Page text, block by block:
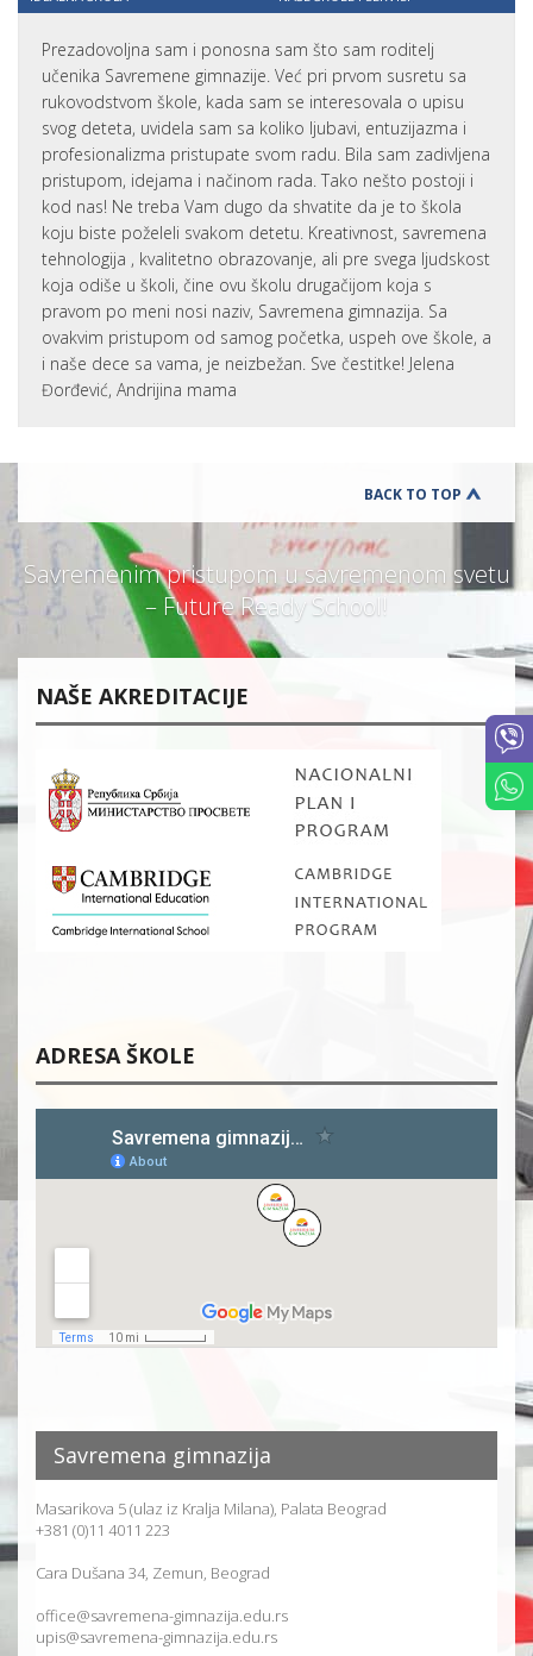
Prezadovoljna sam i ponosna sam što sam roditelj
učenika Savremene gimnazije. Već pri prvom susretu sa
rukovodstvom škole, kada sam se interesovala o upisu
svog deteta, uvidela sam sa koliko ljubavi, entuzijazma i
profesionalizma pristupate svom radu. Bila sam zadivljena
pristupom, idejama i načinom rada. Tako nešto postoji i
kod nas! Ne treba Vam dugo da shvatite da je to škola
koju biste poželeli svakom detetu. Kreativnost, savremena
tehnologija , kvalitetno obrazovanje, ali pre svega ljudskost
koja odiše u školi, čine ovu školu drugačijom koja s
pravom po meni nosi naziv, Savremena gimnazija. Sa
ovakvim pristupom od samog početka, uspeh ove škole, a
i naše dece sa vama, je neizbežan. Sve čestitke! Jelena
Đorđević, Andrijina mama
BACK TO TOP
Savremenim pristupom u savremenom svetu
– Future Ready School!
NAŠE AKREDITACIJE
ADRESA ŠKOLE
Savremena gimnazija
Masarikova 5 (ulaz iz Kralja Milana), Palata Beograd
+381 (0)11 4011 223
Cara Dušana 34, Zemun, Beograd
office@savremena-gimnazija.edu.rs
upis@savremena-gimnazija.edu.rs